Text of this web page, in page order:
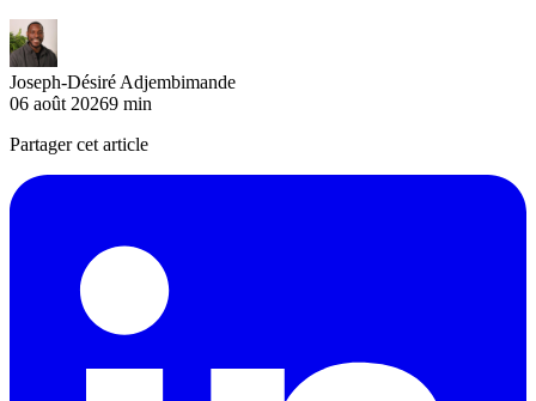
Joseph-Désiré Adjembimande
06 août 20269 min
Partager cet article